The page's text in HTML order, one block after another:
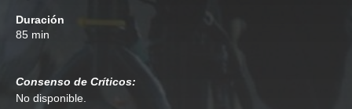
Duración
85 min
Consenso de Críticos:
No disponible.